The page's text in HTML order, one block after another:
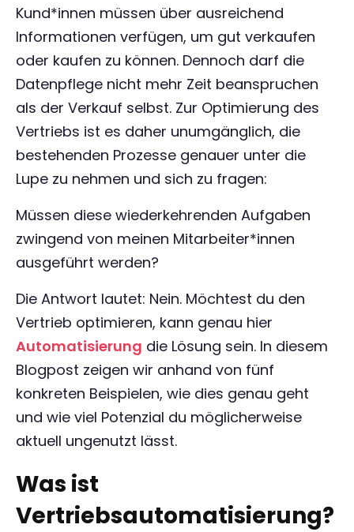
Kund*innen müssen über ausreichend
Informationen verfügen, um gut verkaufen
oder kaufen zu können. Dennoch darf die
Datenpflege nicht mehr Zeit beanspruchen
als der Verkauf selbst. Zur Optimierung des
Vertriebs ist es daher unumgänglich, die
bestehenden Prozesse genauer unter die
Lupe zu nehmen und sich zu fragen:
Müssen diese wiederkehrenden Aufgaben
zwingend von meinen Mitarbeiter*innen
ausgeführt werden?
Die Antwort lautet: Nein. Möchtest du den
Vertrieb optimieren, kann genau hier
Automatisierung die Lösung sein. In diesem
Blogpost zeigen wir anhand von fünf
konkreten Beispielen, wie dies genau geht
und wie viel Potenzial du möglicherweise
aktuell ungenutzt lässt.
Was ist
Vertriebsautomatisierung?